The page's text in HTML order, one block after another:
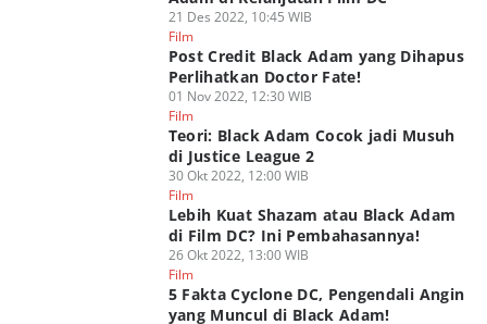
21 Des 2022, 10:45 WIB
Film
Post Credit Black Adam yang Dihapus
Perlihatkan Doctor Fate!
01 Nov 2022, 12:30 WIB
Film
Teori: Black Adam Cocok jadi Musuh
di Justice League 2
30 Okt 2022, 12:00 WIB
Film
Lebih Kuat Shazam atau Black Adam
di Film DC? Ini Pembahasannya!
26 Okt 2022, 13:00 WIB
Film
5 Fakta Cyclone DC, Pengendali Angin
yang Muncul di Black Adam!